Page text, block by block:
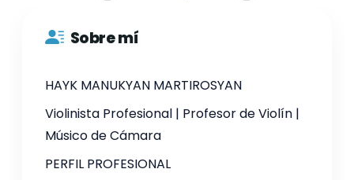
Sobre mí
HAYK MANUKYAN MARTIROSYAN
Violinista Profesional | Profesor de Violín |
Músico de Cámara
PERFIL PROFESIONAL